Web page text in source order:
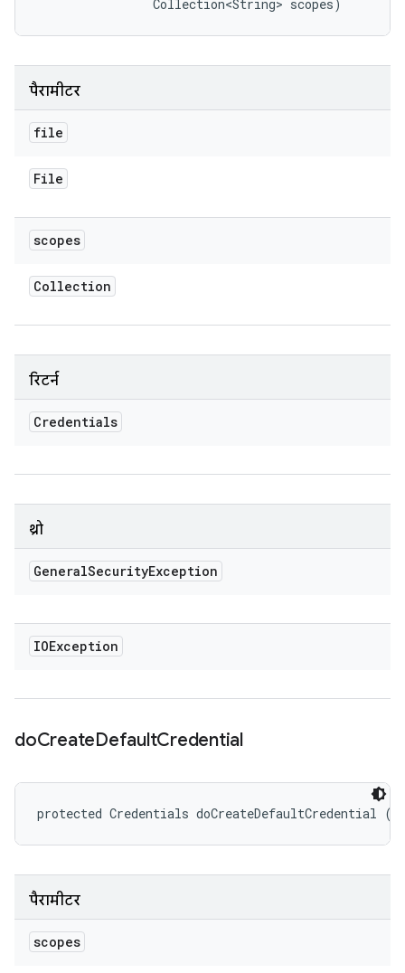
                Collection<String> scopes)
पैरामीटर
file
File
scopes
Collection
रिटर्न
Credentials
थ्रो
GeneralSecurityException
IOException
doCreateDefaultCredential
protected Credentials doCreateDefaultCredential
पैरामीटर
scopes